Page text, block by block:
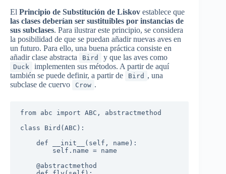
El Principio de Substitución de Liskov establece que
las clases deberían ser sustituibles por instancias de
sus subclases. Para ilustrar este principio, se considera
la posibilidad de que se puedan añadir nuevas aves en
un futuro. Para ello, una buena práctica consiste en
añadir clase abstracta
Bird y que las aves como
Duck
implementen sus métodos. A partir de aquí
también se puede definir, a partir de
Bird , una
subclase de cuervo
Crow .
from abc import ABC, abstractmethod
class Bird(ABC):